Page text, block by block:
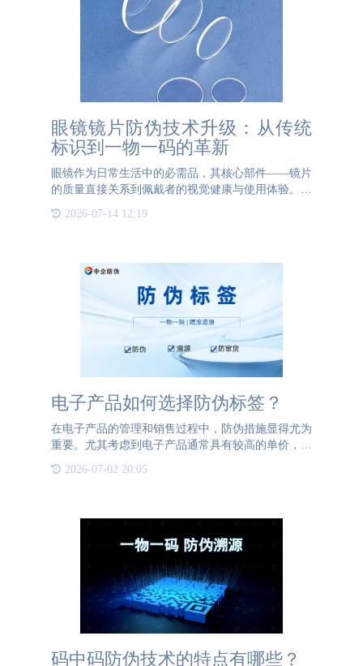
眼镜镜片防伪技术升级：从传统
标识到一物一码的革新
眼镜作为日常生活中的必需品，其核心部件——镜片
的质量直接关系到佩戴者的视觉健康与使用体验。然
何确保所购镜片为正品？传统依赖商家承诺的验证方
2026-07-14 12:19
电子产品如何选择防伪标签？
在电子产品的管理和销售过程中，防伪措施显得尤为
重要。尤其考虑到电子产品通常具有较高的单价，退
后，将正品取出，替换为假冒产品，然后重新包装并
2026-07-02 20:05
码中码防伪技术的特点有哪些？